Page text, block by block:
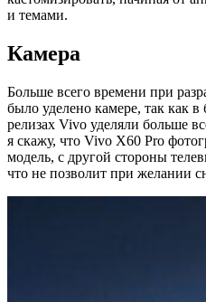
и темами.
Камера
Больше всего времени при
было уделено камере, так как
релизах Vivo уделяли больше
я скажу, что Vivo X60 Pro
модель, с другой стороны
что не позволит при желании